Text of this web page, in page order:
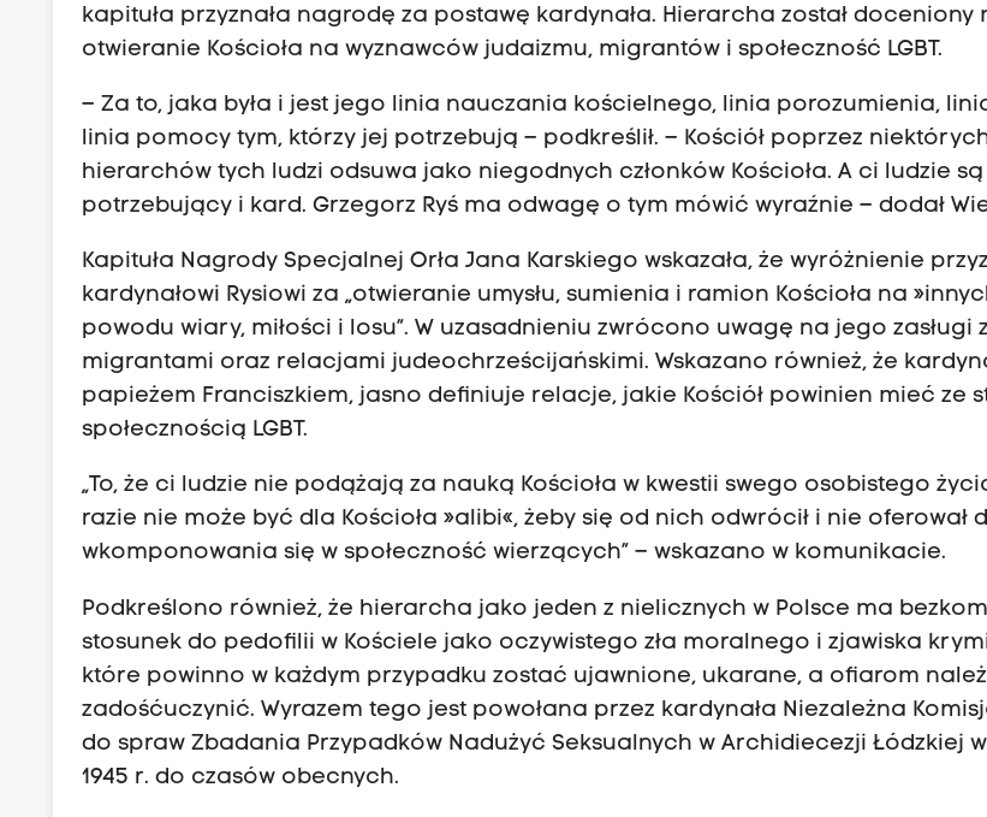
kapituła przyznała nagrodę za postawę kardynała. Hierarcha został doceniony
otwieranie Kościoła na wyznawców judaizmu, migrantów i społeczność LGBT.
– Za to, jaka była i jest jego linia nauczania kościelnego, linia porozumienia,
linia pomocy tym, którzy jej potrzebują – podkreślił. – Kościół poprzez
hierarchów tych ludzi odsuwa jako niegodnych członków Kościoła. A ci ludzie
potrzebujący i kard. Grzegorz Ryś ma odwagę o tym mówić wyraźnie – dodał
Kapituła Nagrody Specjalnej Orła Jana Karskiego wskazała, że wyróżnienie
kardynałowi Rysiowi za „otwieranie umysłu, sumienia i ramion Kościoła na
powodu wiary, miłości i losu”. W uzasadnieniu zwrócono uwagę na jego zasługi
migrantami oraz relacjami judeochrześcijańskimi. Wskazano również, że
papieżem Franciszkiem, jasno definiuje relacje, jakie Kościół powinien mieć ze
społecznością LGBT.
„To, że ci ludzie nie podążają za nauką Kościoła w kwestii swego osobistego
razie nie może być dla Kościoła »alibi«, żeby się od nich odwrócił i nie oferował
wkomponowania się w społeczność wierzących” – wskazano w komunikacie.
Podkreślono również, że hierarcha jako jeden z nielicznych w Polsce ma
stosunek do pedofilii w Kościele jako oczywistego zła moralnego i zjawiska
które powinno w każdym przypadku zostać ujawnione, ukarane, a ofiarom
zadośćuczynić. Wyrazem tego jest powołana przez kardynała Niezależna
do spraw Zbadania Przypadków Nadużyć Seksualnych w Archidiecezji Łódzkiej
1945 r. do czasów obecnych.